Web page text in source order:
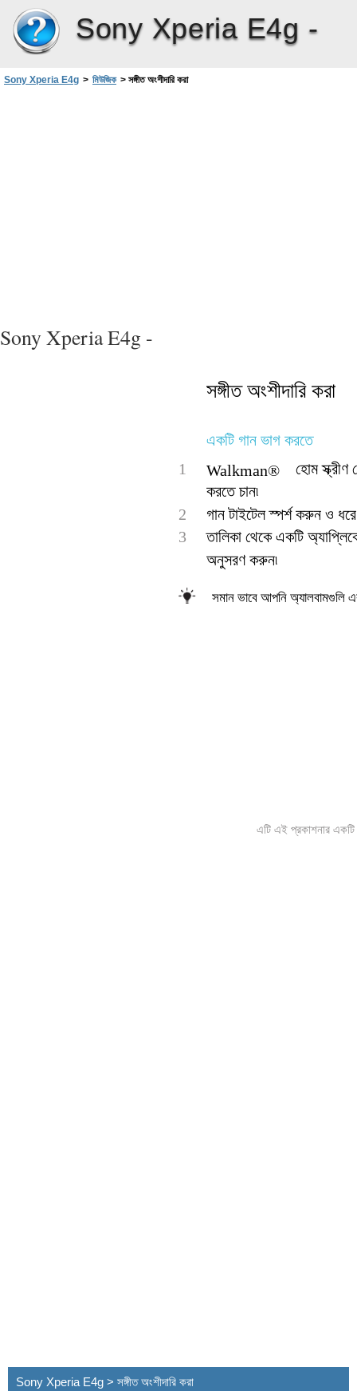
Sony Xperia E4g -
Sony Xperia E4g > মিউজিক > সঙ্গীত অংশীদারি করা
Sony Xperia E4g -
সঙ্গীত অংশীদারি করা
একটি গান ভাগ করতে
1
Walkman®
হোম স্ক্রীণ
করতে চান৷
2
গান টাইটেল স্পর্শ করুন ও
3
তালিকা থেকে একটি
অনুসরণ করুন৷
সমান ভাবে আপনি অ্যালবামগুলি
এটি এই প্রকাশনার
Sony Xperia E4g > সঙ্গীত অংশীদারি করা